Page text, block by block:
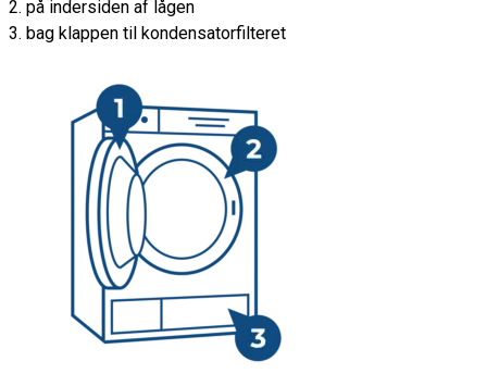
2. på indersiden af lågen
3. bag klappen til kondensatorfilteret